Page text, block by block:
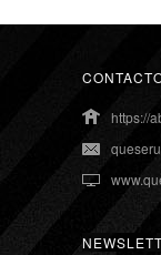
https://